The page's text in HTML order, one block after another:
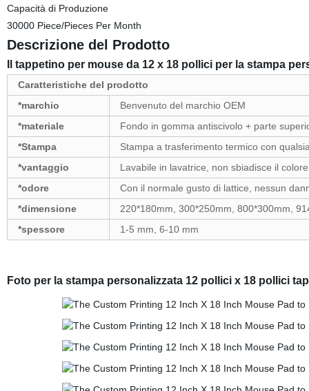
Capacità di Produzione
30000 Piece/Pieces Per Month
Descrizione del Prodotto
Il tappetino per mouse da 12 x 18 pollici per la stampa
Caratteristiche del prodotto
*marchio
Benvenuto del marchio OEM
*materiale
Fondo in gomma antiscivolo + parte
*Stampa
Stampa a trasferimento termico con
*vantaggio
Lavabile in lavatrice, non sbiadisce il
*odore
Con il normale gusto di lattice, nessun
*dimensione
220*180mm, 300*250mm, 800*300mm,
*spessore
1-5 mm, 6-10 mm
Foto per la stampa personalizzata 12 pollici x 18 pollici